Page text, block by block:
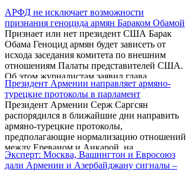
АРФД не исключает возможности
признания геноцида армян Бараком Обамой
Признает или нет президент США Барак
Обама Геноцид армян будет зависеть от
исхода заседания комитета по внешним
отношениям Палаты представителей США.
Об этом журналистам заявил глава
парламентской фракции АРФ
«Дашнакцутюн» Ваан Ованнисян.
Президент Армении направляет армяно-
турецкие протоколы в парламент
Президент Армении Серж Саргсян
распорядился в ближайшие дни направить
армяно-турецкие протоколы,
предполагающие нормализацию отношений
между Ереваном и Анкарой, на
ратификацию в Национальное Собрание
страны.
Эксперт: Москва, Вашингтон и Евросоюз
дали Армении и Азербайджану сигналы –